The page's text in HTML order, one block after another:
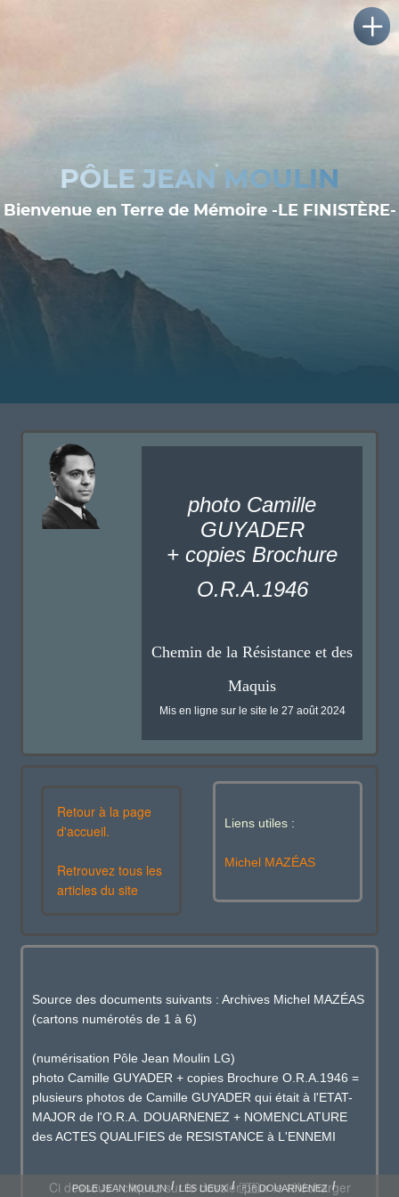
PÔLE JEAN MOULIN
Bienvenue en Terre de Mémoire -LE FINISTÈRE-
photo Camille
GUYADER
+ copies Brochure
O.R.A.1946
Chemin de la Résistance et des
Maquis
Mis en ligne sur le site le 27 août 2024
Retour à la page
d'accueil.
Retrouvez tous les
articles du site
Liens utiles :
Michel MAZÉAS
Source des documents suivants : Archives Michel MAZÉAS
(cartons numérotés de 1 à 6)
(numérisation Pôle Jean Moulin LG)
photo Camille GUYADER + copies Brochure O.R.A.1946 =
plusieurs photos de Camille GUYADER qui était à l'ETAT-
MAJOR de l'O.R.A. DOUARNENEZ + NOMENCLATURE
des ACTES QUALIFIES de RESISTANCE à L'ENNEMI
Ci dessous : cliquez sur le dossier pour le télécharger
POLE JEAN MOULIN LES LIEUX 🇫🇷DOUARNENEZ